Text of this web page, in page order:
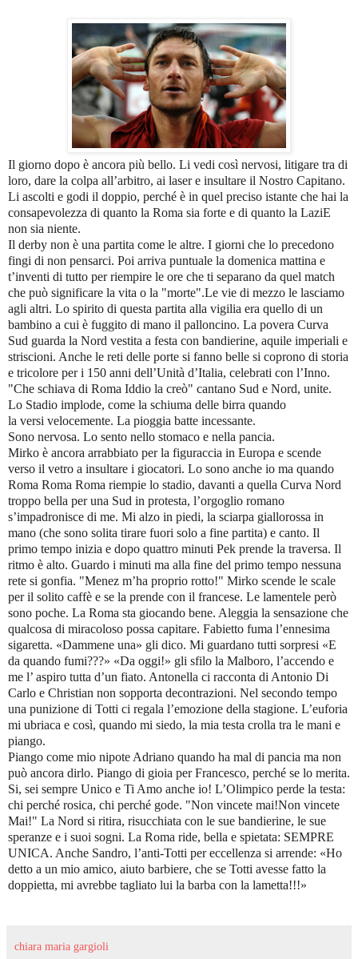
Il giorno dopo è ancora più bello. Li vedi così nervosi, litigare tra di
loro, dare la colpa all’arbitro, ai laser e insultare il Nostro Capitano.
Li ascolti e godi il doppio, perché è in quel preciso istante che hai la
consapevolezza di quanto la Roma sia forte e di quanto la LaziE
non sia niente.
Il derby non è una partita come le altre. I giorni che lo precedono
fingi di non pensarci. Poi arriva puntuale la domenica mattina e
t’inventi di tutto per riempire le ore che ti separano da quel match
che può significare la vita o la "morte".Le vie di mezzo le lasciamo
agli altri. Lo spirito di questa partita alla vigilia era quello di un
bambino a cui è fuggito di mano il palloncino. La povera Curva
Sud guarda la Nord vestita a festa con bandierine, aquile imperiali e
striscioni. Anche le reti delle porte si fanno belle si coprono di storia
e tricolore per i 150 anni dell’Unità d’Italia, celebrati con l’Inno.
"Che schiava di Roma Iddio la creò" cantano Sud e Nord, unite.
Lo Stadio implode, come la schiuma delle birra quando
la versi velocemente. La pioggia batte incessante.
Sono nervosa. Lo sento nello stomaco e nella pancia.
Mirko è ancora arrabbiato per la figuraccia in Europa e scende
verso il vetro a insultare i giocatori. Lo sono anche io ma quando
Roma Roma Roma riempie lo stadio, davanti a quella Curva Nord
troppo bella per una Sud in protesta, l’orgoglio romano
s’impadronisce di me. Mi alzo in piedi, la sciarpa giallorossa in
mano (che sono solita tirare fuori solo a fine partita) e canto. Il
primo tempo inizia e dopo quattro minuti Pek prende la traversa. Il
ritmo è alto. Guardo i minuti ma alla fine del primo tempo nessuna
rete si gonfia. "Menez m’ha proprio rotto!" Mirko scende le scale
per il solito caffè e se la prende con il francese. Le lamentele però
sono poche. La Roma sta giocando bene. Aleggia la sensazione che
qualcosa di miracoloso possa capitare. Fabietto fuma l’ennesima
sigaretta. «Dammene una» gli dico. Mi guardano tutti sorpresi «E
da quando fumi???» «Da oggi!» gli sfilo la Malboro, l’accendo e
me l’ aspiro tutta d’un fiato. Antonella ci racconta di Antonio Di
Carlo e Christian non sopporta decontrazioni. Nel secondo tempo
una punizione di Totti ci regala l’emozione della stagione. L’euforia
mi ubriaca e così, quando mi siedo, la mia testa crolla tra le mani e
piango.
Piango come mio nipote Adriano quando ha mal di pancia ma non
può ancora dirlo. Piango di gioia per Francesco, perché se lo merita.
Si, sei sempre Unico e Ti Amo anche io! L’Olimpico perde la testa:
chi perché rosica, chi perché gode. "Non vincete mai!Non vincete
Mai!" La Nord si ritira, risucchiata con le sue bandierine, le sue
speranze e i suoi sogni. La Roma ride, bella e spietata: SEMPRE
UNICA. Anche Sandro, l’anti-Totti per eccellenza si arrende: «Ho
detto a un mio amico, aiuto barbiere, che se Totti avesse fatto la
doppietta, mi avrebbe tagliato lui la barba con la lametta!!!»
chiara maria gargioli